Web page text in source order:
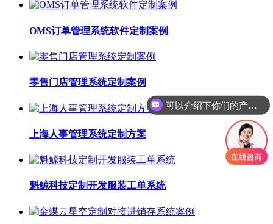
OMS订单管理系统软件定制案例
零售门店管理系统定制案例
上海人事管理系统定制方案
魁鲸科技定制开发服装工单系统
可以介绍下你们的产品么